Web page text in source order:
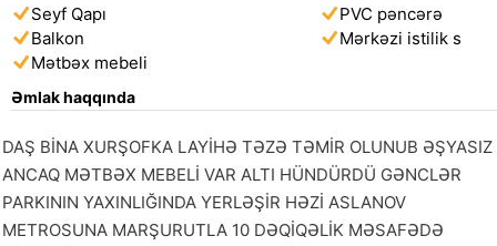
Seyf Qapı
PVC pəncərə
Balkon
Mərkəzi istilik s
Mətbəx mebeli
Əmlak haqqında
DAŞ BİNA XURŞOFKA LAYİHƏ TƏZƏ TƏMİR OLUNUB ƏŞYASIZ
ANCAQ MƏTBƏX MEBELİ VAR ALTI HÜNDÜRDÜ GƏNCLƏR
PARKININ YAXINLIĞINDA YERLƏŞİR HƏZİ ASLANOV
METROSUNA MARŞURUTLA 10 DƏQİQƏLİK MƏSAFƏDƏ